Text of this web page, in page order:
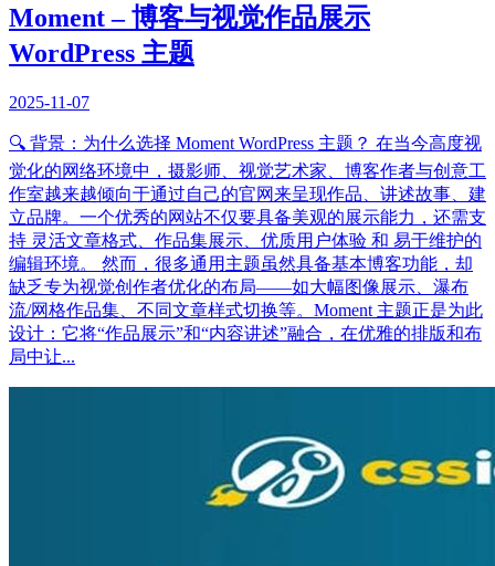
Moment – 博客与视觉作品展示
WordPress 主题
2025-11-07
🔍 背景：为什么选择 Moment WordPress 主题？ 在当今高度视
觉化的网络环境中，摄影师、视觉艺术家、博客作者与创意工
作室越来越倾向于通过自己的官网来呈现作品、讲述故事、建
立品牌。一个优秀的网站不仅要具备美观的展示能力，还需支
持 灵活文章格式、作品集展示、优质用户体验 和 易于维护的
编辑环境。 然而，很多通用主题虽然具备基本博客功能，却
缺乏专为视觉创作者优化的布局——如大幅图像展示、瀑布
流/网格作品集、不同文章样式切换等。Moment 主题正是为此
设计：它将“作品展示”和“内容讲述”融合，在优雅的排版和布
局中让...